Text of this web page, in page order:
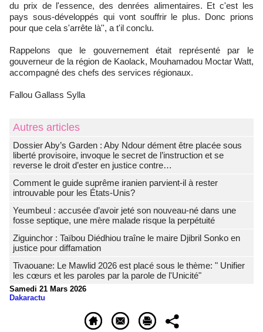
du prix de l'essence, des denrées alimentaires. Et c'est les
pays sous-développés qui vont souffrir le plus. Donc prions
pour que cela s'arrête là'', a t'il conclu.
Rappelons que le gouvernement était représenté par le
gouverneur de la région de Kaolack, Mouhamadou Moctar Watt,
accompagné des chefs des services régionaux.
Fallou Gallass Sylla
Autres articles
Dossier Aby’s Garden : Aby Ndour dément être placée sous
liberté provisoire, invoque le secret de l’instruction et se
reverse le droit d’ester en justice contre…
Comment le guide suprême iranien parvient-il à rester
introuvable pour les États-Unis?
Yeumbeul : accusée d’avoir jeté son nouveau-né dans une
fosse septique, une mère malade risque la perpétuité
Ziguinchor : Taïbou Diédhiou traîne le maire Djibril Sonko en
justice pour diffamation
Tivaouane: Le Mawlid 2026 est placé sous le thème: " Unifier
les cœurs et les paroles par la parole de l'Unicité"
Samedi 21 Mars 2026
Dakaractu